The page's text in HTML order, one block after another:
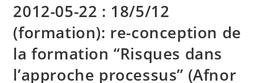
2012-05-22 : 18/5/12
(formation): re-conception de
la formation “Risques dans
l’approche processus” (Afnor